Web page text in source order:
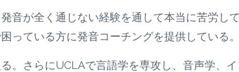
音が全く通じない経験を通して本当に苦労し
っている方に発音コーチングを提供している
。さらにUCLAで言語学を専攻し、音声学、